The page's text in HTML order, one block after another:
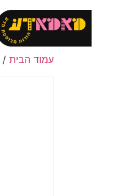
עמוד הבית /